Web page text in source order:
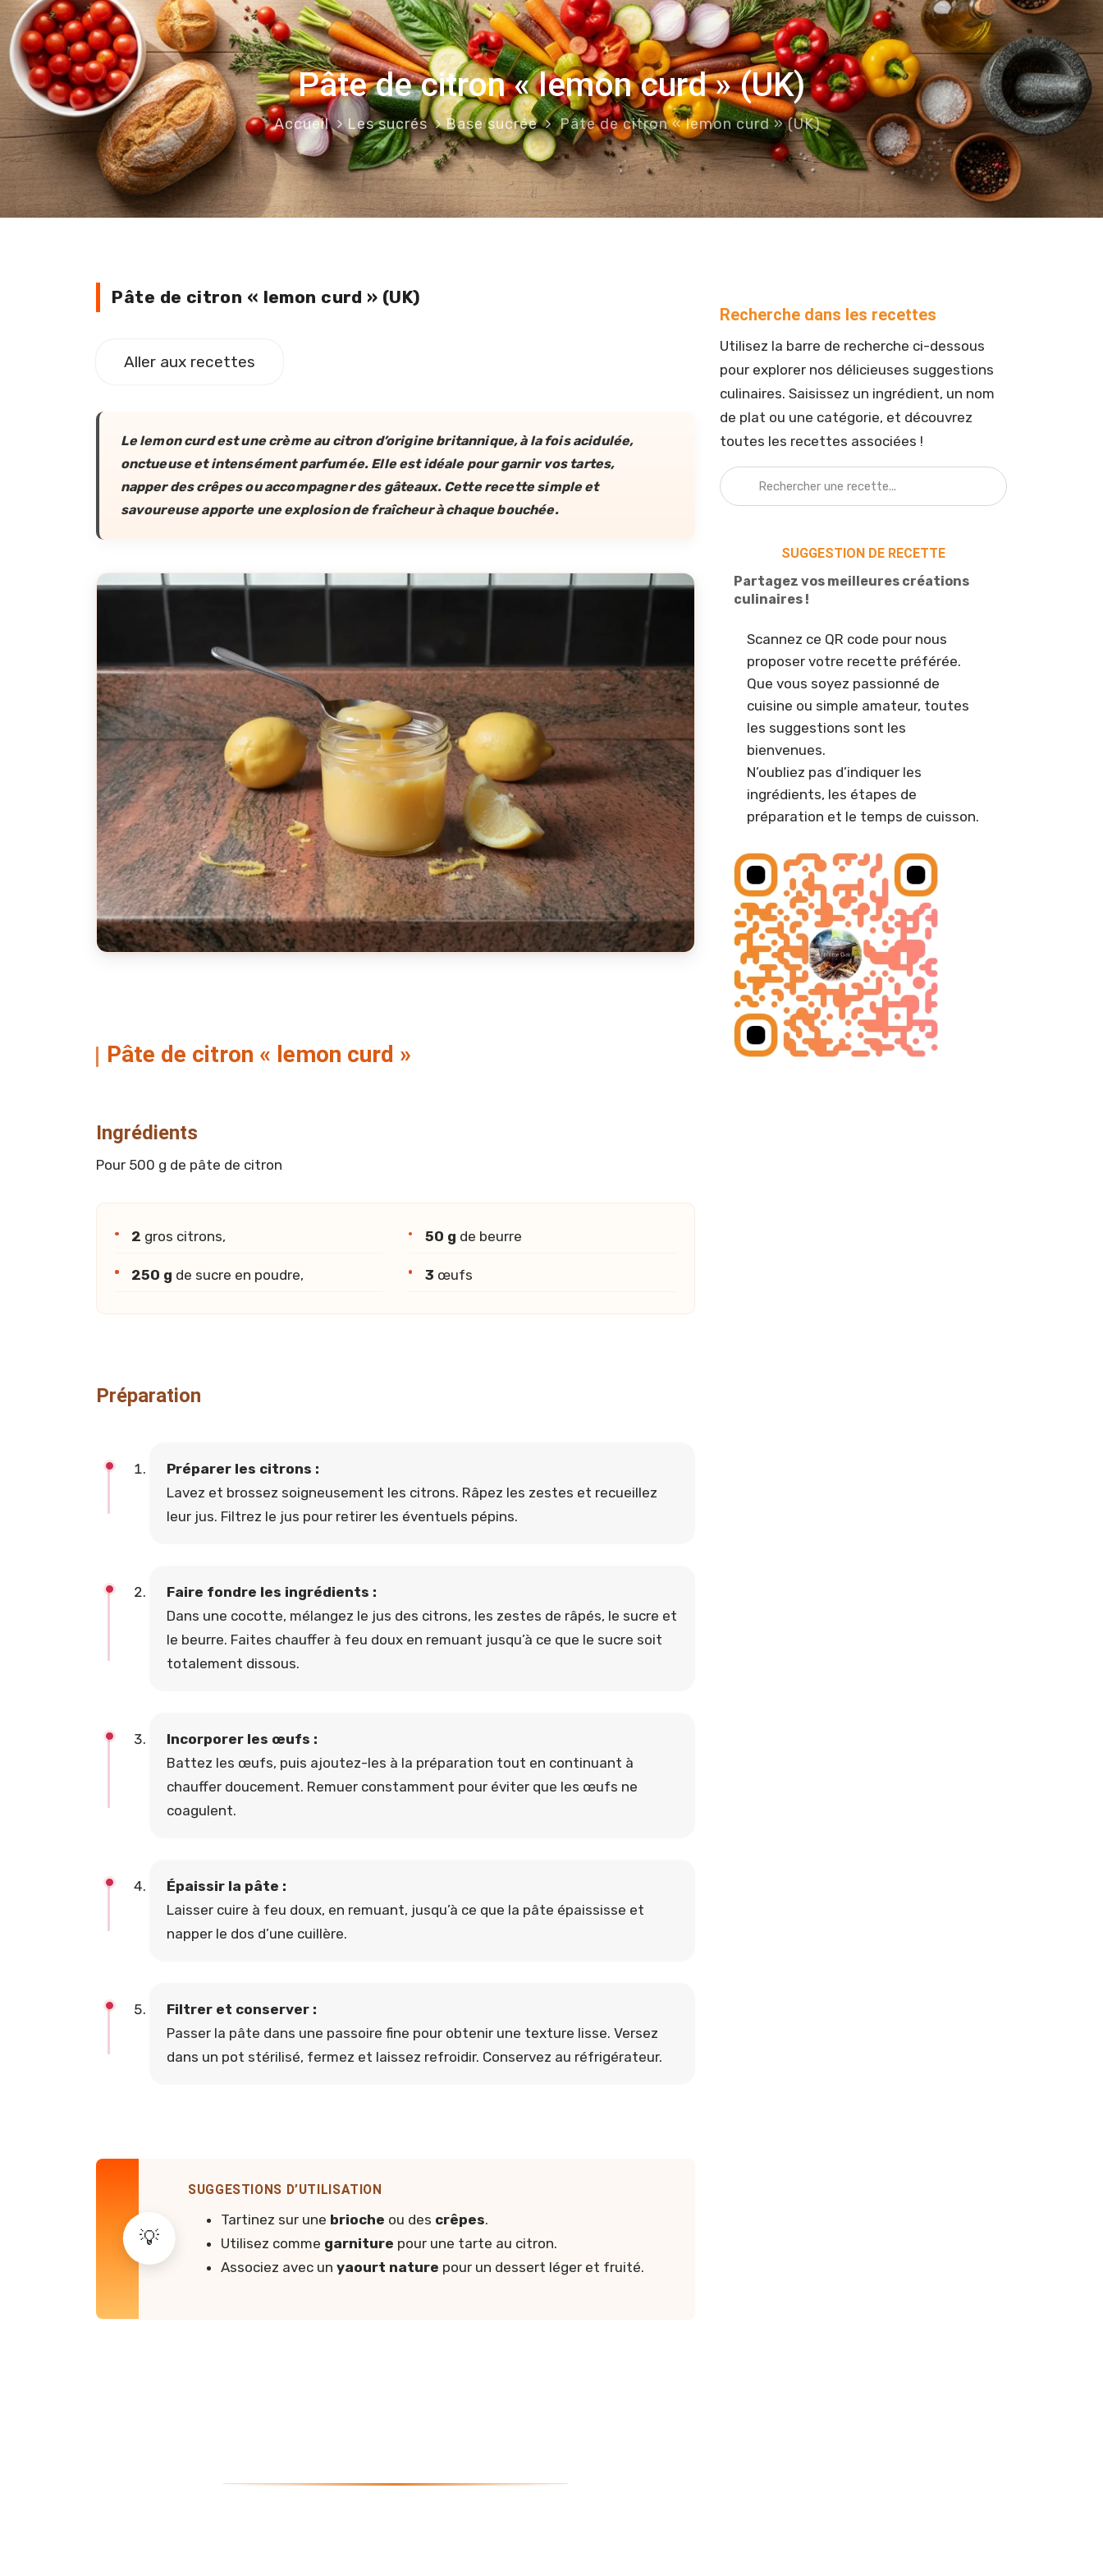
Pâte de citron « lemon curd » (UK)
Accueil Les sucrés Base sucrée Pâte de citron « lemon curd » (UK)
Pâte de citron « lemon curd » (UK)
Aller aux recettes
Le lemon curd est une crème au citron d’origine britannique, à la fois acidulée,
onctueuse et intensément parfumée. Elle est idéale pour garnir vos tartes,
napper des crêpes ou accompagner des gâteaux. Cette recette simple et
savoureuse apporte une explosion de fraîcheur à chaque bouchée.
Pâte de citron « lemon curd »
Ingrédients
Pour 500 g de pâte de citron
2 gros citrons,
250 g de sucre en poudre,
50 g de beurre
3 œufs
Préparation
Préparer les citrons :
Lavez et brossez soigneusement les citrons. Râpez les zestes et recueillez
leur jus. Filtrez le jus pour retirer les éventuels pépins.
Faire fondre les ingrédients :
Dans une cocotte, mélangez le jus des citrons, les zestes de râpés, le sucre et
le beurre. Faites chauffer à feu doux en remuant jusqu’à ce que le sucre soit
totalement dissous.
Incorporer les œufs :
Battez les œufs, puis ajoutez-les à la préparation tout en continuant à
chauffer doucement. Remuer constamment pour éviter que les œufs ne
coagulent.
Épaissir la pâte :
Laisser cuire à feu doux, en remuant, jusqu’à ce que la pâte épaississe et
napper le dos d’une cuillère.
Filtrer et conserver :
Passer la pâte dans une passoire fine pour obtenir une texture lisse. Versez
dans un pot stérilisé, fermez et laissez refroidir. Conservez au réfrigérateur.
SUGGESTIONS D’UTILISATION
Tartinez sur une brioche ou des crêpes.
Utilisez comme garniture pour une tarte au citron.
Associez avec un yaourt nature pour un dessert léger et fruité.
Recherche dans les recettes
Utilisez la barre de recherche ci-dessous
pour explorer nos délicieuses suggestions
culinaires. Saisissez un ingrédient, un nom
de plat ou une catégorie, et découvrez
toutes les recettes associées !
SUGGESTION DE RECETTE
Partagez vos meilleures créations
culinaires !
Scannez ce QR code pour nous
proposer votre recette préférée.
Que vous soyez passionné de
cuisine ou simple amateur, toutes
les suggestions sont les
bienvenues.
N’oubliez pas d’indiquer les
ingrédients, les étapes de
préparation et le temps de cuisson.